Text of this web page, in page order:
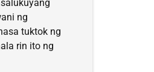
ng
tuktok ng
rin ito ng